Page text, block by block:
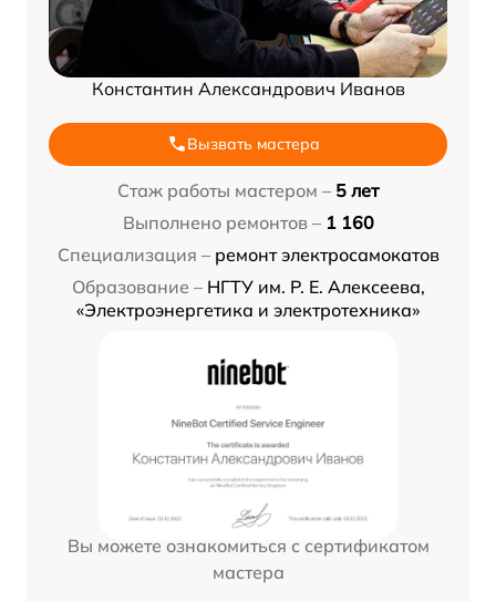
Константин Александрович Иванов
Вызвать мастера
Стаж работы мастером – 5 лет
Выполнено ремонтов – 1 160
Специализация – ремонт электросамокатов
Образование – НГТУ им. Р. Е. Алексеева,
«Электроэнергетика и электротехника»
Вы можете ознакомиться с сертификатом
мастера